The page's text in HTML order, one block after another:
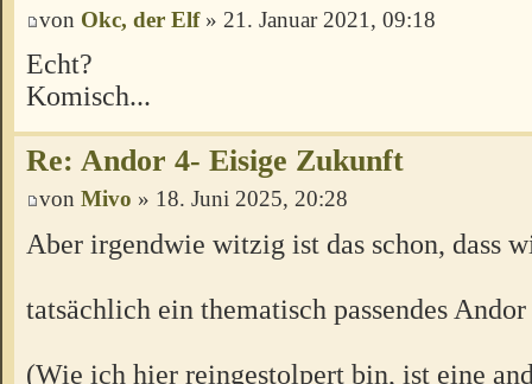
von Okc, der Elf» 21. Januar 2021, 09:18
Echt?
Komisch...
Re: Andor 4- Eisige Zukunft
von Mivo » 18. Juni 2025, 20:28
Aber irgendwie witzig ist das schon, dass
tatsächlich ein thematisch passendes
(Wie ich hier reingestolpert bin, ist eine